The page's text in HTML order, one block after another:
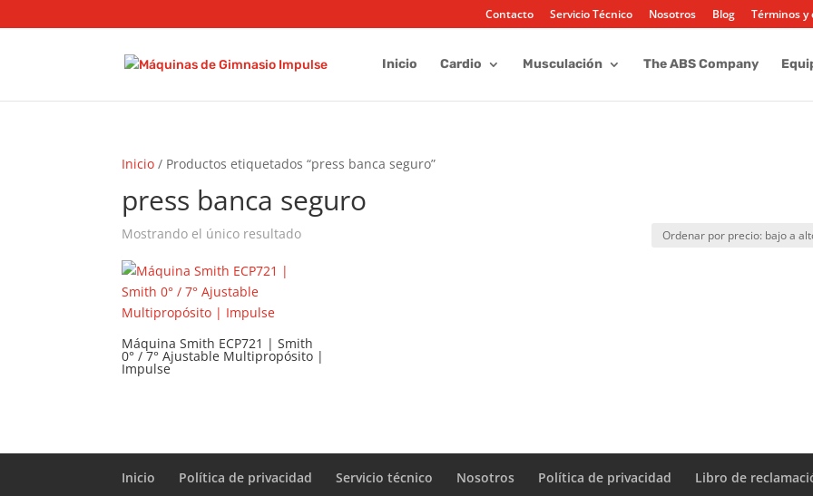
Contacto Servicio Técnico Nosotros Blog Términos y
Inicio Cardio Musculación The ABS Company
Inicio / Productos etiquetados “press banca seguro”
press banca seguro
Mostrando el único resultado
Máquina Smith ECP721 | Smith
0° / 7° Ajustable Multipropósito |
Impulse
Inicio Política de privacidad Servicio técnico Nosotros Política de privacidad Libro de